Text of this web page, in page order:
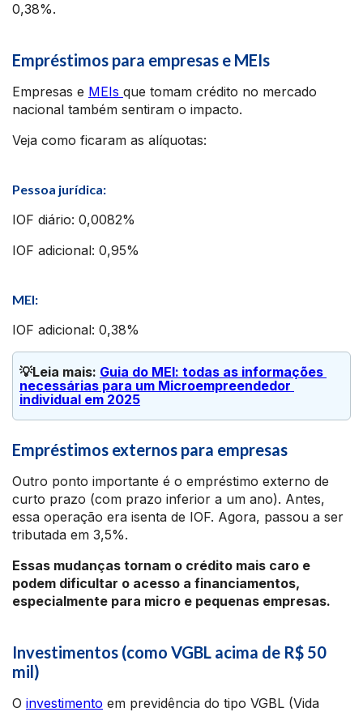
0,38%.
Empréstimos para empresas e MEIs
Empresas e MEIs que tomam crédito no mercado
nacional também sentiram o impacto.
Veja como ficaram as alíquotas:
Pessoa jurídica:
IOF diário: 0,0082%
IOF adicional: 0,95%
MEI:
IOF adicional: 0,38%
💡Leia mais: Guia do MEI: todas as informações
necessárias para um Microempreendedor
individual em 2025
Empréstimos externos para empresas
Outro ponto importante é o empréstimo externo de
curto prazo (com prazo inferior a um ano). Antes,
essa operação era isenta de IOF. Agora, passou a ser
tributada em 3,5%.
Essas mudanças tornam o crédito mais caro e
podem dificultar o acesso a financiamentos,
especialmente para micro e pequenas empresas.
Investimentos (como VGBL acima de R$ 50
mil)
O investimento em previdência do tipo VGBL (Vida